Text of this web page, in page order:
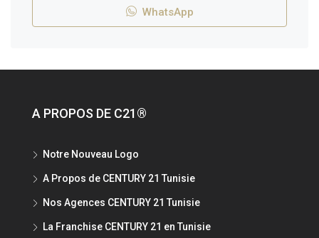
WhatsApp
A PROPOS DE C21®
Notre Nouveau Logo
A Propos de CENTURY 21 Tunisie
Nos Agences CENTURY 21 Tunisie
La Franchise CENTURY 21 en Tunisie